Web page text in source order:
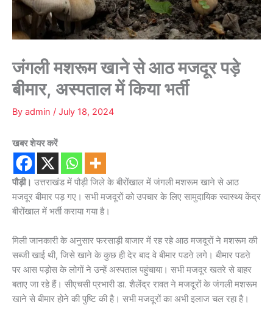
जंगली मशरूम खाने से आठ मजदूर पड़े
बीमार, अस्पताल में किया भर्ती
By admin / July 18, 2024
खबर शेयर करें
पौड़ी। उत्तराखंड में पौड़ी जिले के बीरोंखाल में जंगली मशरूम खाने से आठ
मजदूर बीमार पड़ गए। सभी मजदूरों को उपचार के लिए सामुदायिक स्वास्थ्य केंद्र
बीरोंखाल में भर्ती कराया गया है।
मिली जानकारी के अनुसार फरसाड़ी बाजार में रह रहे आठ मजदूरों ने मशरूम की
सब्जी खाई थी, जिसे खाने के कुछ ही देर बाद वे बीमार पडऩे लगे। बीमार पडऩे
पर आस पड़ोस के लोगों ने उन्हें अस्पताल पहुंचाया। सभी मजदूर खतरे से बाहर
बताए जा रहे हैं। सीएचसी प्रभारी डा. शैलेंद्र रावत ने मजदूरों के जंगली मशरूम
खाने से बीमार होने की पुष्टि की है। सभी मजदूरों का अभी इलाज चल रहा है।